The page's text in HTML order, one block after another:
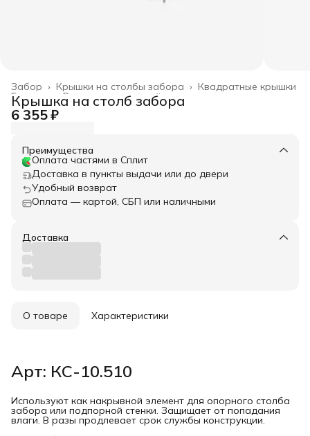
Квадратные крышки
Крышки на столбы забора ›
Забор ›
Весь архитектурный декор
Главная ›
Крышка на столб забора
6 355 ₽
Преимущества
Оплата частями в Сплит
Доставка в пункты выдачи или до двери
Удобный возврат
Оплата — картой, СБП или наличными
Доставка
О товаре Характеристики
Арт: КС-10.510
Используют как накрывной элемент для опорного столба
забора или подпорной стенки. Защищает от попадания
влаги. В разы продлевает срок службы конструкции.